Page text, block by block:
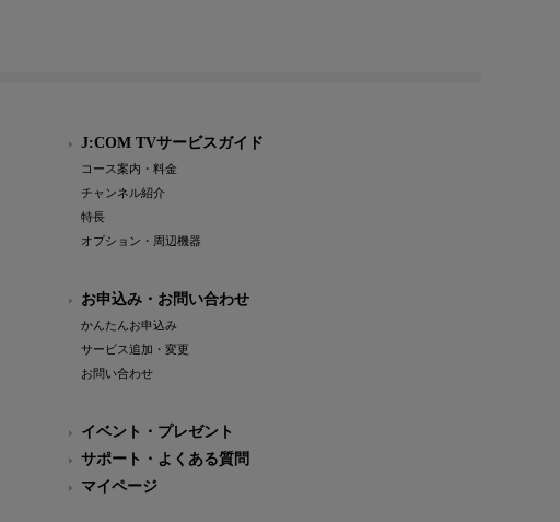
J:COM TVサービスガイド
コース案内・料金
チャンネル紹介
特長
オプション・周辺機器
お申込み・お問い合わせ
かんたんお申込み
サービス追加・変更
お問い合わせ
イベント・プレゼント
サポート・よくある質問
マイページ